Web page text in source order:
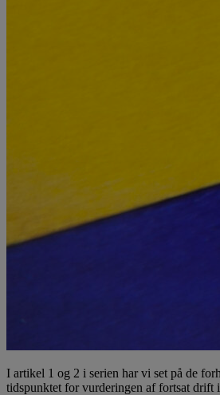
I artikel 1 og 2 i serien har vi set på de
tidspunktet for vurderingen af fortsat drift